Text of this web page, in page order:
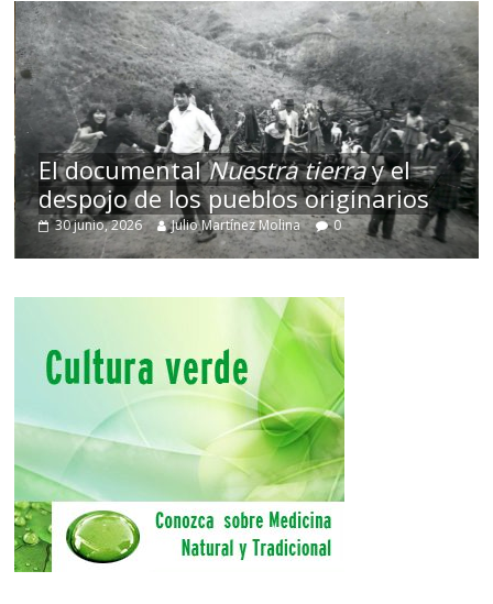
El documentalNuestra tierray el
despojo de los pueblos originarios
30 junio, 2026 Julio Martínez Molina 0